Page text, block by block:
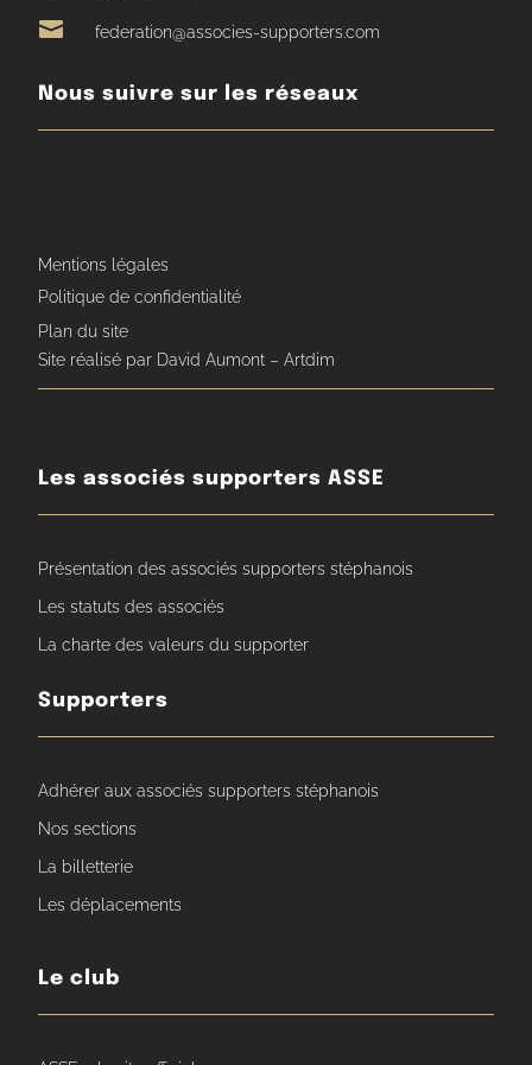
 federation@associes-supporters.com
Nous suivre sur les réseaux
Mentions légales
Politique de confidentialité
Plan du site
Site réalisé par David Aumont – Artdim
Les associés supporters ASSE
Présentation des associés supporters stéphanois
Les statuts des associés
La charte des valeurs du supporter
Supporters
Adhérer aux associés supporters stéphanois
Nos sections
La billetterie
Les déplacements
Le club